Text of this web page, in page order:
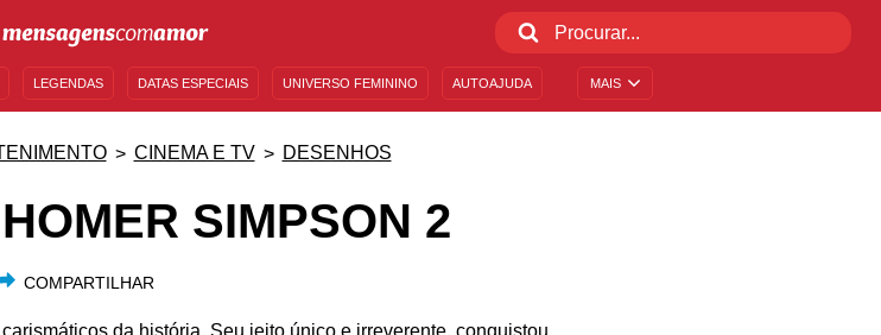
MAIS
LEGENDAS DATAS ESPECIAIS UNIVERSO FEMININO AUTOAJUDA
CINEMA E TV DESENHOS
SIMPSON 2
COMPARTILHAR
da história. Seu jeito único e irreverente, conquistou